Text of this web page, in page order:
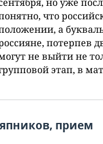
что
а
потерпев
не выйти не
этап, в
прием